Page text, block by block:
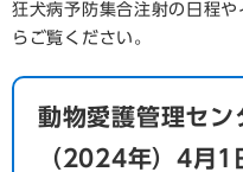
狂犬病予防集合注射の日程
らご覧ください。
動物愛護管理セ
（2024年）4月1